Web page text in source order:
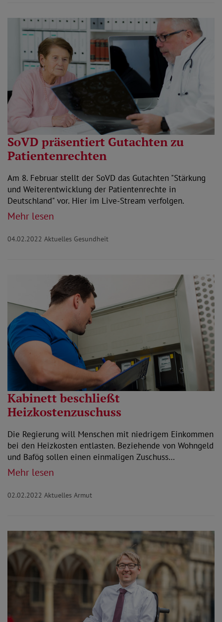
SoVD präsentiert Gutachten zu
Patientenrechten
Am 8. Februar stellt der SoVD das Gutachten "Stärkung
und Weiterentwicklung der Patientenrechte in
Deutschland" vor. Hier im Live-Stream verfolgen.
Mehr lesen
04.02.2022 Aktuelles Gesundheit
Kabinett beschließt
Heizkostenzuschuss
Die Regierung will Menschen mit niedrigem Einkommen
bei den Heizkosten entlasten. Beziehende von Wohngeld
und Bafög sollen einen einmaligen Zuschuss…
Mehr lesen
02.02.2022 Aktuelles Armut